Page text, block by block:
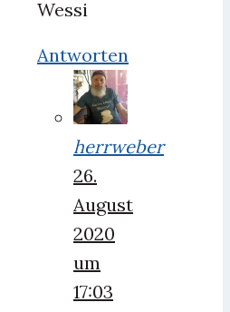
Wessi
Antworten
herrweber
26.
August
2020
um
17:03